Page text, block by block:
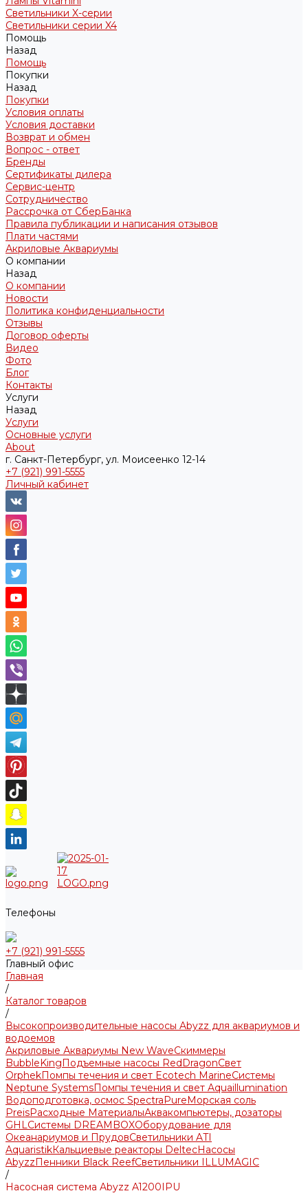
Светильники X-серии
Светильники серии X4
Помощь
Назад
Помощь
Покупки
Назад
Покупки
Условия оплаты
Условия доставки
Возврат и обмен
Вопрос - ответ
Бренды
Сертификаты дилера
Сервис-центр
Сотрудничество
Рассрочка от СберБанка
Правила публикации и написания отзывов
Плати частями
Акриловые Аквариумы
О компании
Назад
О компании
Новости
Политика конфиденциальности
Отзывы
Договор оферты
Видео
Фото
Блог
Контакты
Услуги
Назад
Услуги
Основные услуги
About
г. Санкт-Петербург, ул. Моисеенко 12-14
+7 (921) 991-5555
Личный кабинет
Телефоны
+7 (921) 991-5555
Главный офис
Главная
/
Каталог товаров
/
Высокопроизводительные насосы Abyzz для аквариумов и
водоемов
Акриловые Аквариумы New WaveСкиммеры
BubbleKingПодъемные насосы RedDragonСвет
OrphekПомпы течения и свет Ecotech MarineСистемы
Neptune SystemsПомпы течения и свет Aquaillumination
Водоподготовка, осмос SpectraPureМорская соль
PreisРасходные МатериалыАквакомпьютеры, дозаторы
GHLСистемы DREAMBOXОборудование для
Океанариумов и ПрудовСветильники ATI
AquaristikКальциевые реакторы DeltecНасосы
AbyzzПенники Black ReefСветильники ILLUMAGIC
/
Насосная система Abyzz A1200IPU